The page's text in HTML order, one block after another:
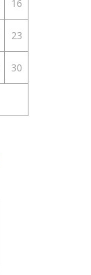
16
23
30